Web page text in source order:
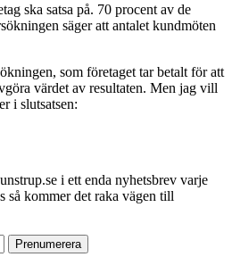
ska satsa på. 70 procent av de
säger att antalet kundmöten
som företaget tar betalt för att
värdet av resultaten. Men jag vill
i slutsatsen:
i ett enda nyhetsbrev varje
så kommer det raka vägen till